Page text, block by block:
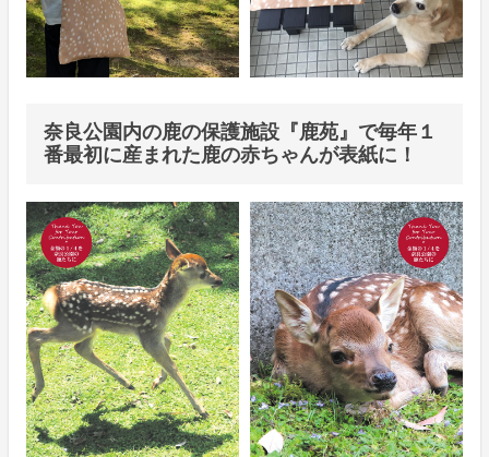
奈良公園内の鹿の保護施設『鹿苑』で毎年１
番最初に産まれた鹿の赤ちゃんが表紙に！